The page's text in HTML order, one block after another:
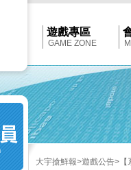
Softstar
遊戲專區
GAME ZONE
大宇搶鮮報>遊戲公告>【